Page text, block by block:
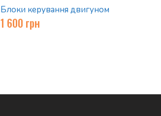
Блоки керування двигуном
1 600 грн